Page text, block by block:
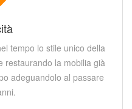
tempo lo stile unico della
restaurando la mobilia già
adeguandolo al passare